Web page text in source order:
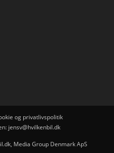
og privatlivspolitik
jensv@hvilkenbil.dk
Media Group Denmark ApS